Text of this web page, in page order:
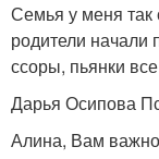
Семья у меня так
родители начали
ссоры, пьянки
Дарья Осипова
Алина, Вам важно